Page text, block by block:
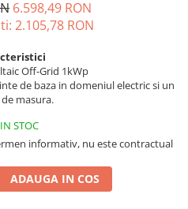
si
6.598,49 RON
2.105,78 RON
Off-Grid 1kWp
de baza in domeniul electric si un
masura.
IN STOC
informativ, nu este contractual
ADAUGA IN COS